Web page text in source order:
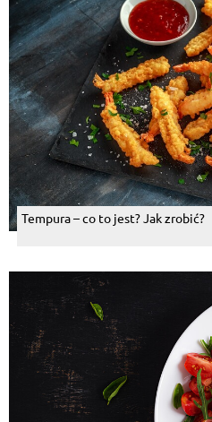
Tempura – co to jest? Jak zrobić?